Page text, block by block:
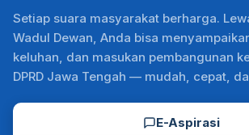
Setiap suara masyarakat berharga.
Wadul Dewan, Anda bisa
keluhan, dan masukan pembangunan
DPRD Jawa Tengah — mudah, cepat,
E-Aspirasi